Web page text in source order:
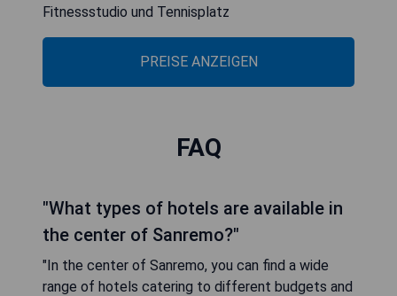
Fitnessstudio und Tennisplatz
PREISE ANZEIGEN
FAQ
"What types of hotels are available in
the center of Sanremo?"
"In the center of Sanremo, you can find a wide
range of hotels catering to different budgets and